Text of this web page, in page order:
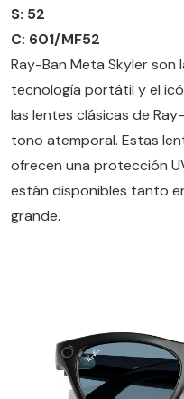
S: 52
C: 601/MF52
Ray-Ban Meta Skyler son
tecnología portátil y el
las lentes clásicas de
tono atemporal. Estas
ofrecen una protección
están disponibles tanto
grande.